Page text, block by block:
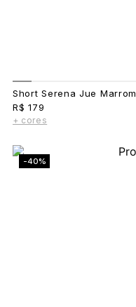
Short Serena Jue Marrom
R$ 179
+ cores
-40%